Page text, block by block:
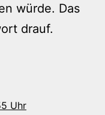
würde. Das
drauf.
Uhr